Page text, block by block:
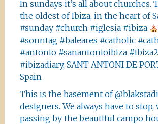
In sundays it’s all about churches.
the oldest of Ibiza, in the heart of
#sunday #church #iglesia #ibiza
#sonntag #baleares #catholic
#antonio #sanantonioibiza
#ibizadiary, SANT ANTONI DE
Spain
This is the basement of
designers. We always have to stop,
passing by the beautiful campo